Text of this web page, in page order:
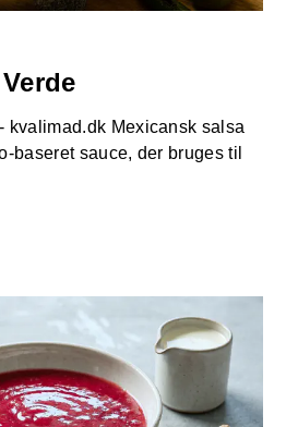
kvalimad.dk Mexicansk salsa
baseret sauce, der bruges til